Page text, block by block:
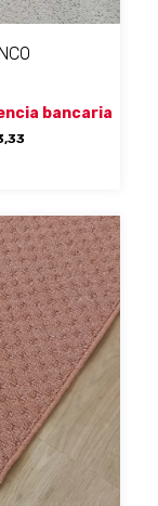
bancaria